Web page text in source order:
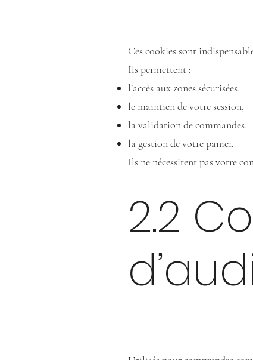
Ces cookies sont
Ils permettent :
l’accès aux zones sécurisées,
le maintien de votre session,
la validation de commandes,
la gestion de votre panier.
Ils ne nécessitent pas votre
2.2